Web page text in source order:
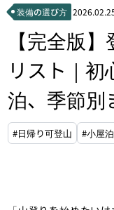
装備の選び方
【完全版
リスト｜
泊、季節別
#日帰り可登山 #小屋